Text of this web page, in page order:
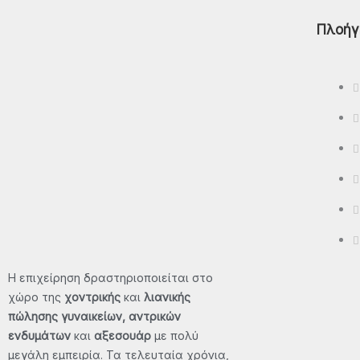
X
Η επιχείρηση δραστηριοποιείται στο
χώρο της χοντρικής και λιανικής
πώλησης γυναικείων, αντρικών
ενδυμάτων και αξεσουάρ με πολύ
μεγάλη εμπειρία. Τα τελευταία χρόνια,